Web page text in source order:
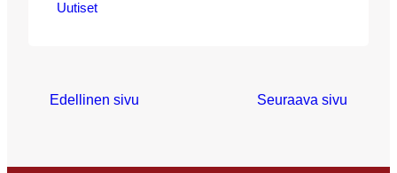
JJK:n laajasta junioriparvesta. FC Inter-
luovuttamassa Elenialta Pasi Maukonen
seuraavasti: ”Juska pelaa älykkäästi ja…
Uutiset
Edellinen sivu Seuraava sivu